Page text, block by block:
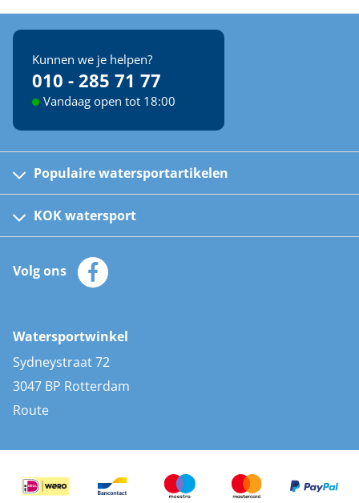
Kunnen we je helpen?
010 - 285 71 77
Vandaag open tot 18:00
Populaire watersportartikelen
Kinder reddingsvesten
Automatische reddingsvesten
Zeilkleding
Zonnepanelen
AIS transponders
Stootwillen en fenders
Bootkussens
Zwemtrappen
KOK watersport
Klantenservice
Merken
Volg ons
Watersportwinkel
Sydneystraat 72
3047 BP Rotterdam
Route